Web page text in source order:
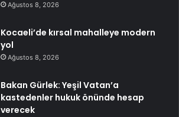
Ağustos 8, 2026
Kocaeli’de kırsal mahalleye modern
yol
Ağustos 8, 2026
Bakan Gürlek: Yeşil Vatan’a
kastedenler hukuk önünde hesap
verecek